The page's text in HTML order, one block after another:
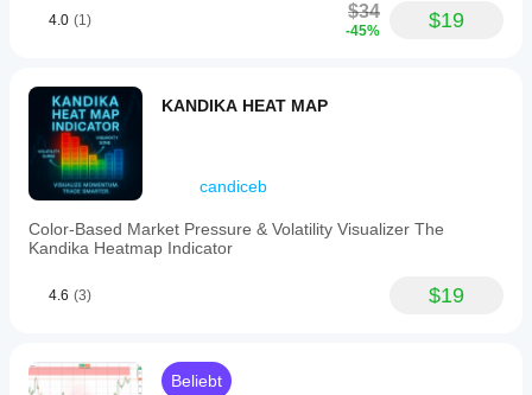
4.0 (1) $34
-45% $19
KANDIKA HEAT MAP
candiceb
Color-Based Market Pressure & Volatility Visualizer The
Kandika Heatmap Indicator
4.6 (3) $19
Beliebt